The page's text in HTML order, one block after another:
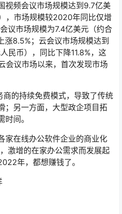
视频会议市场规模达到9.7亿美
，市场规模较2020年同比仅增
议市场规模为7.4亿美元（约合
涨8.5%；云会议市场规模达到
民币），同比下降11.8%，这
会议市场以来，首次发现市场
的持续免费模式，导致了传统
；另一方面，大型政企项目拓
间。
家在线办公软件企业的商业化
激增的在家办公需求而发展起
年，都想赚钱了。